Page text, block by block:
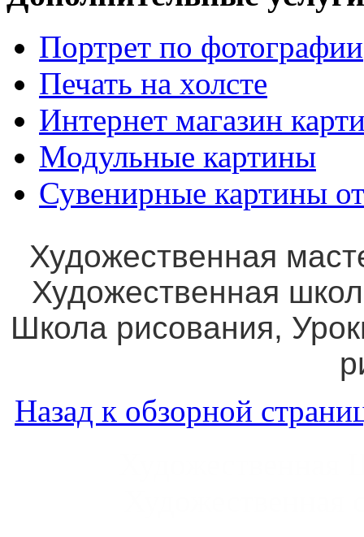
Портрет по фотографии
Печать на холсте
Интернет магазин
Модульные картины
Сувенирные картины
Художественная
Художественная
Школа рисования,
Назад к обзорной